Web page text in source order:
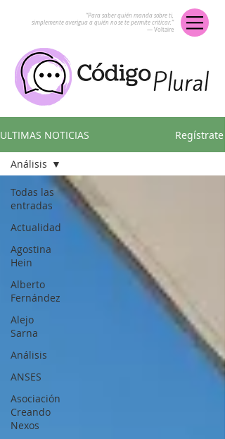
“Para saber quién manda sobre ti,
simplemente averigua a quién no se te permite criticar.”
― Voltaire
ULTIMAS NOTICIAS Regístrate
Todas las
entradas
Actualidad
Agostina
Hein
Alberto
Fernández
Alejo
Sarna
Análisis
ANSES
Asociación
Creando
Nexos
Análisis